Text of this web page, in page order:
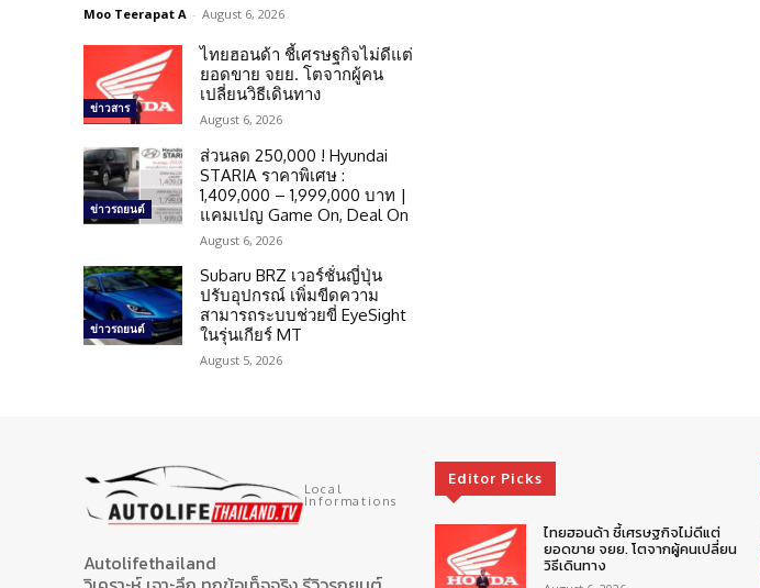
Moo Teerapat A - August 6, 2026
ข่าวสาร
ไทยฮอนด้า ชี้เศรษฐกิจไม่ดีแต่
ยอดขาย จยย. โตจากผู้คน
เปลี่ยนวิธีเดินทาง
August 6, 2026
ข่าวรถยนต์
ส่วนลด 250,000 ! Hyundai
STARIA ราคาพิเศษ :
1,409,000 – 1,999,000 บาท |
แคมเปญ Game On, Deal On
August 6, 2026
ข่าวรถยนต์
Subaru BRZ เวอร์ชั่นญี่ปุ่น
ปรับอุปกรณ์ เพิ่มขีดความ
สามารถระบบช่วยขี่ EyeSight
ในรุ่นเกียร์ MT
August 5, 2026
Local
Informations
Autolifethailand
Editor Picks
ไทยฮอนด้า ชี้เศรษฐกิจไม่ดีแต่
ยอดขาย จยย. โตจากผู้คนเปลี่ยน
วิธีเดินทาง